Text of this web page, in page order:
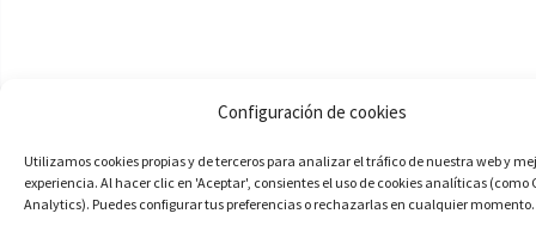
Configuración de cookies
Utilizamos cookies propias y de terceros para analizar el tráfico de nuestra web y
experiencia. Al hacer clic en 'Aceptar', consientes el uso de cookies analíticas (como
Analytics). Puedes configurar tus preferencias o rechazarlas en cualquier momento.